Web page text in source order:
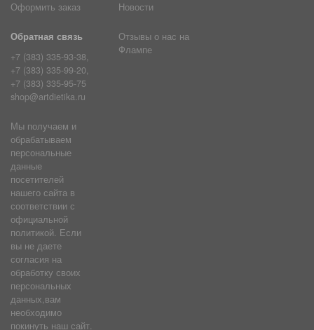
Оформить заказ
Новости
Обратная связь
+7 (383) 335-93-38,
+7 (383) 335-99-20,
+7 (383) 335-95-75
shop@artdietika.ru
Отзывы о нас на
Флампе
Мы получаем и
обрабатываем
персональные
данные
посетителей
нашего сайта в
соответствии с
официальной
политикой. Если
вы не даете
согласия на
обработку своих
персональных
данных,вам
необходимо
покинуть наш сайт.